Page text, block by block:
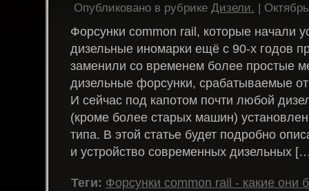
Опубликовано в рубрике Дизели. |
Форсунки common rail, которые начали
дизельные иномарки ещё с 90-х годов
заменили со временем более простые
дизельные форсунки, срабатываемые
И сейчас под капотом почти любой
(кроме более старых машин)
типа. В этой статье будет подробно
и устройство современных дизельных
Теги: Форсунки common rail - какие они